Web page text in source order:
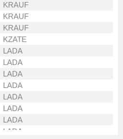
KRAUF
KRAUF
KRAUF
KZATE
LADA
LADA
LADA
LADA
LADA
LADA
LADA
LADA